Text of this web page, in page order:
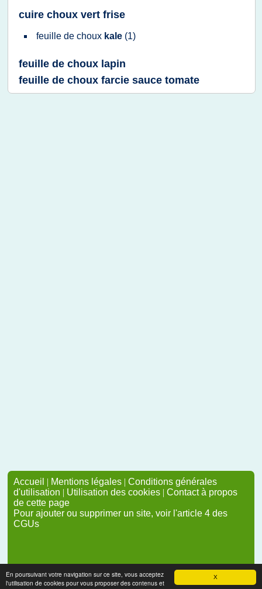
X
En poursuivant votre navigation sur ce site, vous acceptez
l'utilisation de cookies pour vous proposer des contenus et
cuire choux vert frise
feuille de choux kale (1)
feuille de choux lapin
feuille de choux farcie sauce tomate
Accueil | Mentions légales | Conditions générales
d'utilisation | Utilisation des cookies | Contact à propos
de cette page
Pour ajouter ou supprimer un site, voir l'article 4 des
CGUs